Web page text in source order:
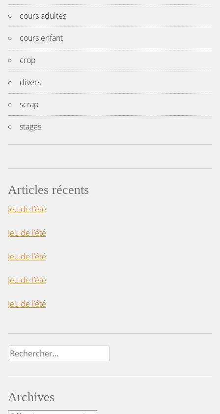
cours adultes
cours enfant
crop
divers
scrap
stages
Articles récents
Jeu de l’été
Jeu de l’été
Jeu de l’été
Jeu de l’été
Jeu de l’été
Rechercher :
Archives